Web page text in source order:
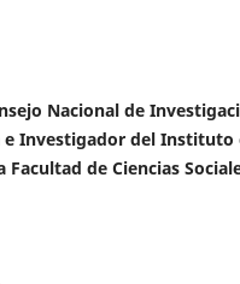
Nacional de
e Investigador del Instituto
de Ciencias